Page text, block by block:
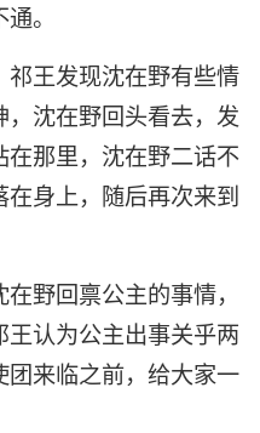
。
王发现沈在野有些情
沈在野回头看去，发
那里，沈在野二话不
身上，随后再次来到
野回禀公主的事情，
认为公主出事关乎两
团来临之前，给大家一